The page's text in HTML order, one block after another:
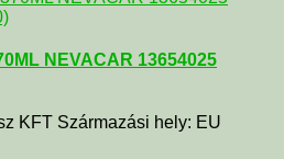
NEVACAR 13654025
KFT Származási hely: EU